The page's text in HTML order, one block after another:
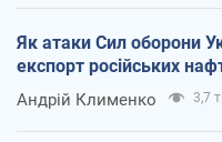
Як атаки Сил оборони
експорт російських
Андрій Клименко 3,7 т.